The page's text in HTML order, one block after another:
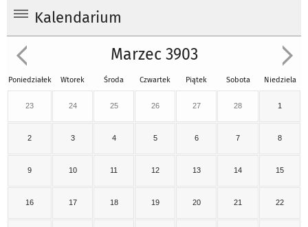
Kalendarium
Marzec 3903
Poniedziałek Wtorek Środa Czwartek Piątek Sobota Niedziela
23 24 25 26 27 28 1
2 3 4 5 6 7 8
9 10 11 12 13 14 15
16 17 18 19 20 21 22